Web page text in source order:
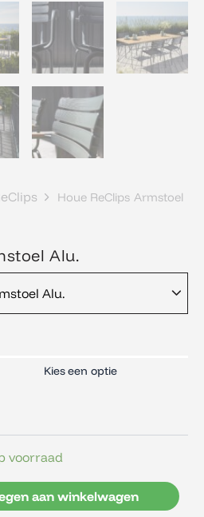
Houe ReClips Armstoel
Alu.
Alu.
Kies een optie
voorraad
aan winkelwagen